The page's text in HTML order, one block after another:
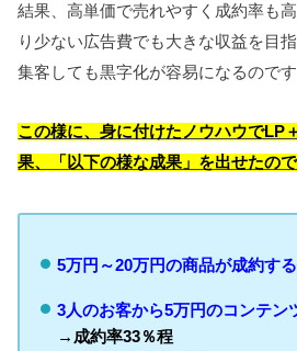
結果、高単価で売れやすく成約率も
り少ない広告費でも大きな収益を目
集客しても黒字化が容易になるのです
この様に、身に付けたノウハウでLP
果、「以下の様な成果」を出せたので
5万円～20万円の商品が成約す
3人のお客から5万円のコンテン
→成約率33％程